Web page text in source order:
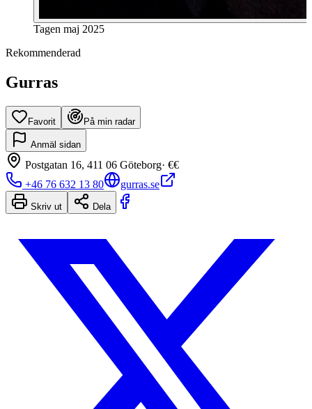
Tagen maj 2025
Rekommenderad
Gurras
Favorit På min radar
Anmäl sidan
Postgatan 16, 411 06 Göteborg· €€
+46 76 632 13 80
gurras.se
Skriv ut Dela